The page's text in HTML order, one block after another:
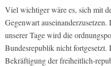
Viel wichtiger wäre es, sich mit
Gegenwart
unserer Tage wird die
Bundesrepublik nicht
Bekräftigung der freiheitlich-